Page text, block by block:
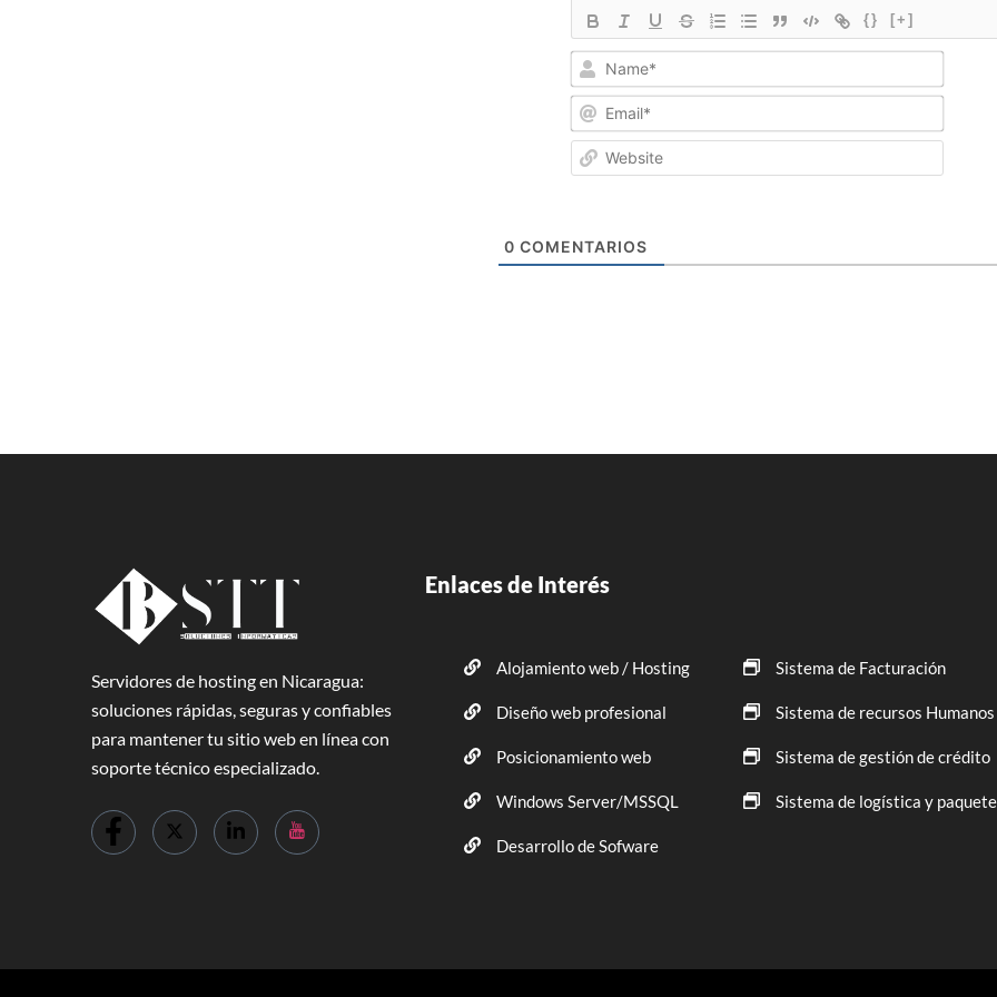
{} [+]
Email*
0 COMENTARIOS
Servidores de hosting en Nicaragua:
soluciones rápidas, seguras y confiables
para mantener tu sitio web en línea con
soporte técnico especializado.
Enlaces de Interés
Alojamiento web / Hosting
Diseño web profesional
Posicionamiento web
Windows Server/MSSQL
Desarrollo de Sofware
Sistema de Facturación
Sistema de recursos Humanos
Sistema de gestión de crédito
Sistema de logística y